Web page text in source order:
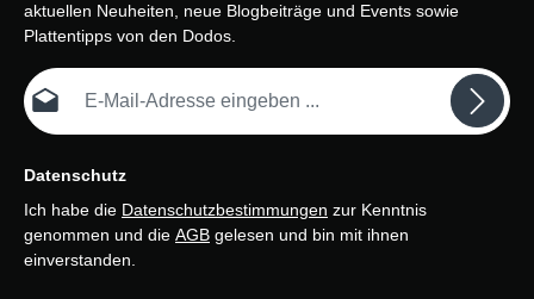
aktuellen Neuheiten, neue Blogbeiträge und Events sowie
Plattentipps von den Dodos.
E-Mail-Adresse*
Datenschutz
Ich habe die Datenschutzbestimmungen zur Kenntnis
genommen und die AGB gelesen und bin mit ihnen
einverstanden.